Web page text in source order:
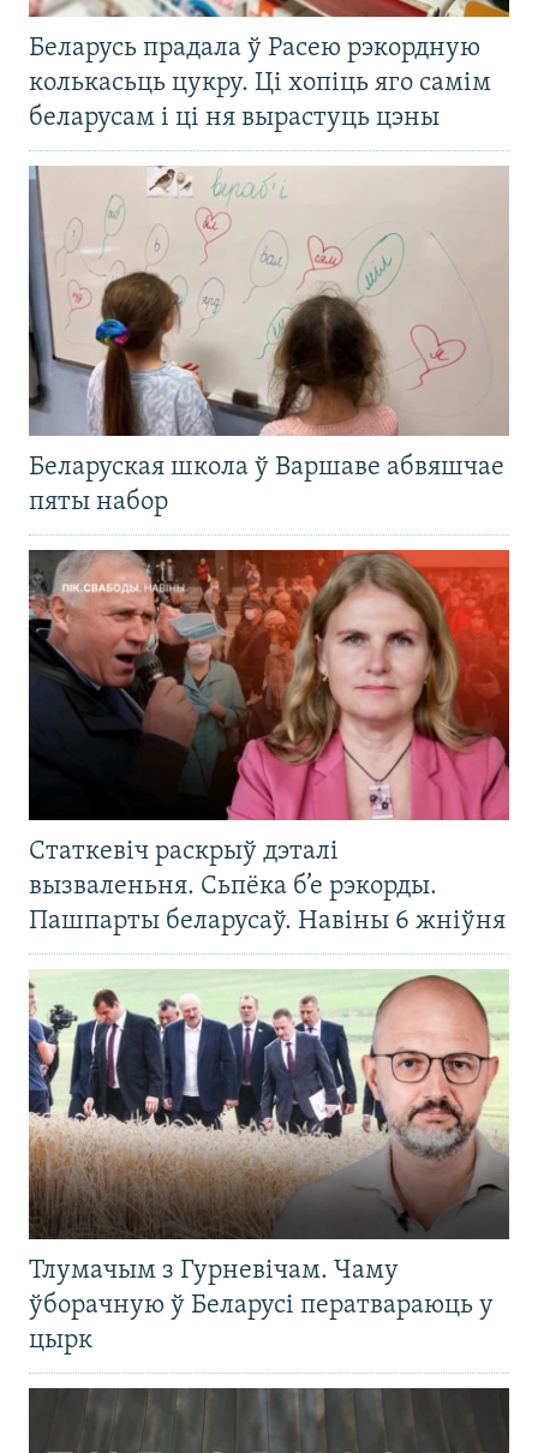
Беларусь прадала ў Расею рэкордную
колькасьць цукру. Ці хопіць яго самім
беларусам і ці ня вырастуць цэны
Беларуская школа ў Варшаве абвяшчае
пяты набор
Статкевіч раскрыў дэталі
вызваленьня. Сьпёка б’е рэкорды.
Пашпарты беларусаў. Навіны 6 жніўня
Тлумачым з Гурневічам. Чаму
ўборачную ў Беларусі ператвараюць у
цырк